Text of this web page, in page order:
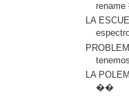
rename
LA
LA
��